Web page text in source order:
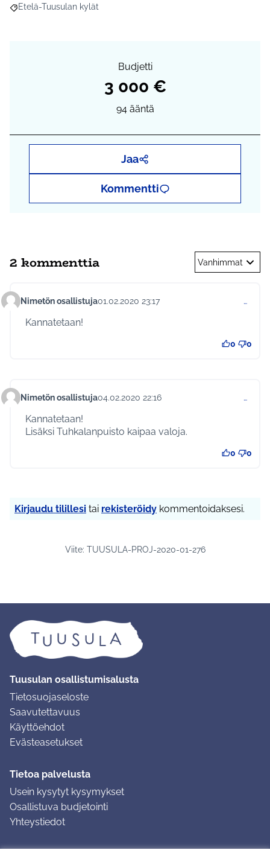
Rajaa tulokset aihepiirin mukaan: Etelä-Tuusulan kylät
Etelä-Tuusulan kylät
Budjetti
3 000 €
94 ääntä
Jaa
Kommentti
2 kommenttia Vanhimmat
Kommentti 274
Nimetön osallistuja01.02.2020 23:17 …
Kannatetaan!
0 0
Kommentti 288
Nimetön osallistuja04.02.2020 22:16 …
Kannatetaan!
Lisäksi Tuhkalanpuisto kaipaa valoja.
0 0
Kirjaudu tilillesi tai rekisteröidy kommentoidaksesi.
Viite: TUUSULA-PROJ-2020-01-276
Tuusulan osallistumisalusta
Tietosuojaseloste
Saavutettavuus
Käyttöehdot
Evästeasetukset
Tietoa palvelusta
Usein kysytyt kysymykset
Osallistuva budjetointi
Yhteystiedot